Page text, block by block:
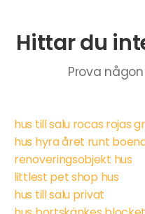
Hittar du
Prova
hus till salu rocas rojas
hus hyra året runt
renoveringsobjekt hus
littlest pet shop hus
hus till salu privat